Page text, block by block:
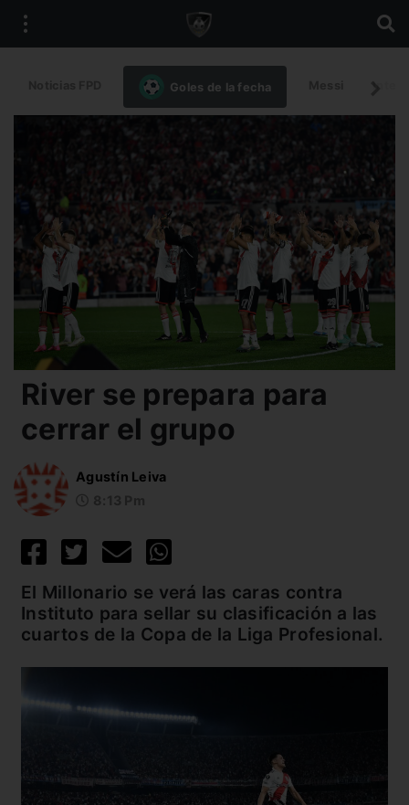
Goles de la fecha
River se prepara para
cerrar el grupo
Agustín Leiva
El Millonario se verá las caras contra
Instituto para sellar su clasificación a las
cuartos de la Copa de la Liga Profesional.